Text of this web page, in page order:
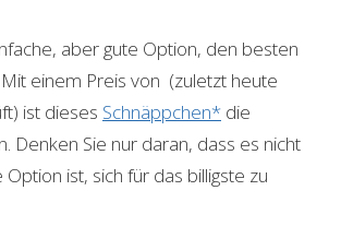
aber gute Option, den besten
einem Preis von (zuletzt heute
ist dieses Schnäppchen* die
Denken Sie nur daran, dass es nicht
ist, sich für das billigste zu